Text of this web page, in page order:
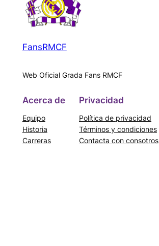
FansRMCF
Web Oficial Grada Fans RMCF
Acerca de
Equipo
Historia
Carreras
Privacidad
Política de privacidad
Términos y condiciones
Contacta con consotros